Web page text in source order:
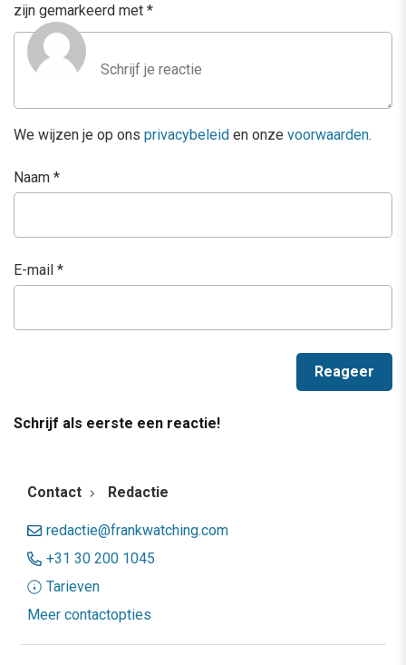
zijn gemarkeerd met *
We wijzen je op ons privacybeleid en onze voorwaarden.
Naam *
E-mail *
Schrijf als eerste een reactie!
Contact Redactie
redactie@frankwatching.com
+31 30 200 1045
Tarieven
Meer contactopties